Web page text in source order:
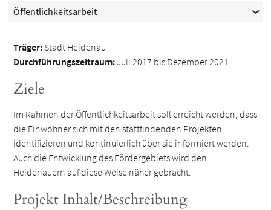
Öffentlichkeitsarbeit
Träger:Stadt Heidenau
Durchführungszeitraum:Juli 2017 bis Dezember 2021
Ziele
Im Rahmen der Öffentlichkeitsarbeit soll erreicht werden, dass
die Einwohner sich mit den stattfindenden Projekten
identifizieren und kontinuierlich über sie informiert werden.
Auch die Entwicklung des Fördergebiets wird den
Heidenauern auf diese Weise näher gebracht.
Projekt Inhalt/Beschreibung